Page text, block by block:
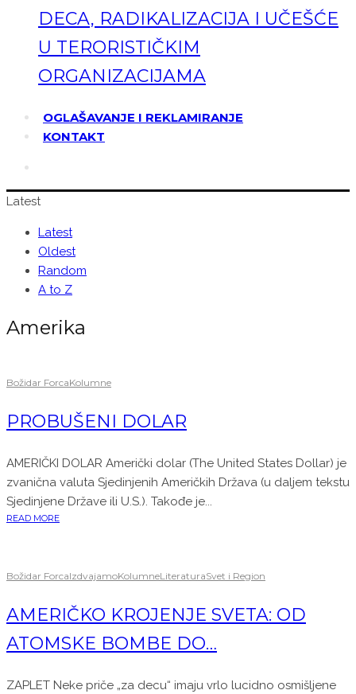
DECA, RADIKALIZACIJA I UČEŠĆE
U TERORISTIČKIM
ORGANIZACIJAMA
OGLAŠAVANJE I REKLAMIRANJE
KONTAKT
Latest
Latest
Oldest
Random
A to Z
Amerika
Božidar ForcaKolumne
PROBUŠENI DOLAR
AMERIČKI DOLAR Američki dolar (The United States Dollar) je
zvanična valuta Sjedinjenih Američkih Država (u daljem tekstu
Sjedinjene Države ili U.S.). Takođe je...
READ MORE
Božidar ForcaIzdvajamoKolumneLiteraturaSvet i Region
AMERIČKO KROJENJE SVETA: OD
ATOMSKE BOMBE DO…
ZAPLET Neke priče „za decu“ imaju vrlo lucidno osmišljene